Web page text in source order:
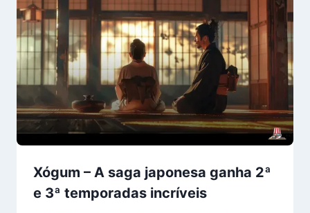
Xógum – A saga japonesa ganha 2ª
e 3ª temporadas incríveis